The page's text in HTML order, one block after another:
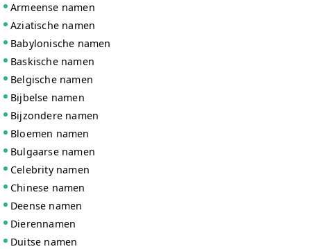
Armeense namen
Aziatische namen
Babylonische namen
Baskische namen
Belgische namen
Bijbelse namen
Bijzondere namen
Bloemen namen
Bulgaarse namen
Celebrity namen
Chinese namen
Deense namen
Dierennamen
Duitse namen